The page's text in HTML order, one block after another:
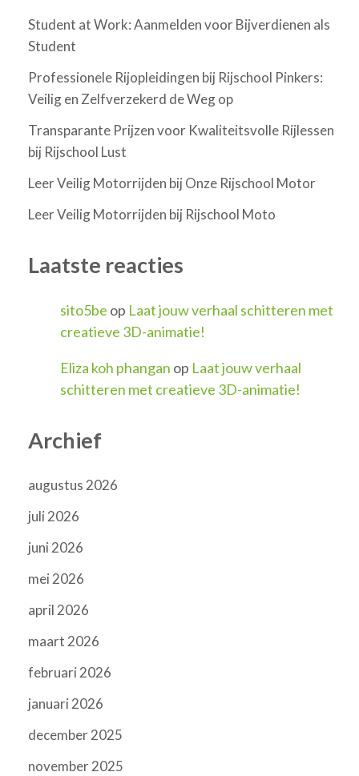
Student at Work: Aanmelden voor Bijverdienen als
Student
Professionele Rijopleidingen bij Rijschool Pinkers:
Veilig en Zelfverzekerd de Weg op
Transparante Prijzen voor Kwaliteitsvolle Rijlessen
bij Rijschool Lust
Leer Veilig Motorrijden bij Onze Rijschool Motor
Leer Veilig Motorrijden bij Rijschool Moto
Laatste reacties
sito5be op Laat jouw verhaal schitteren met
creatieve 3D-animatie!
Eliza koh phangan op Laat jouw verhaal
schitteren met creatieve 3D-animatie!
Archief
augustus 2026
juli 2026
juni 2026
mei 2026
april 2026
maart 2026
februari 2026
januari 2026
december 2025
november 2025